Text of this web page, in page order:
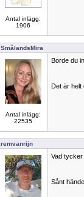
Antal inlägg:
1906
SmålandsMira
Antal inlägg:
22535
Borde du
Det är helt
remvanrijn
Vad
Sånt